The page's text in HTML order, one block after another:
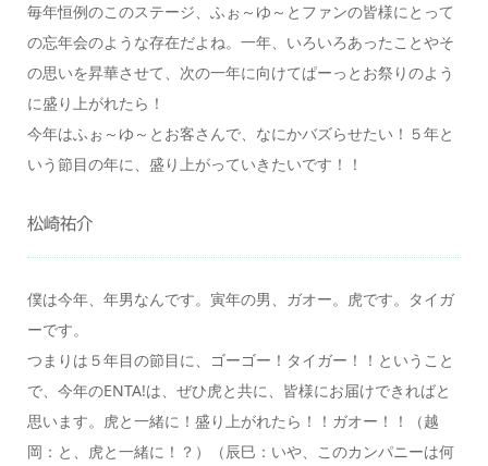
毎年恒例のこのステージ、ふぉ～ゆ～とファンの皆様にとって
の忘年会のような存在だよね。一年、いろいろあったことやそ
の思いを昇華させて、次の一年に向けてぱーっとお祭りのよう
に盛り上がれたら！
今年はふぉ～ゆ～とお客さんで、なにかバズらせたい！５年と
いう節目の年に、盛り上がっていきたいです！！
松崎祐介
僕は今年、年男なんです。寅年の男、ガオー。虎です。タイガ
ーです。
つまりは５年目の節目に、ゴーゴー！タイガー！！ということ
で、今年のENTA!は、ぜひ虎と共に、皆様にお届けできればと
思います。虎と一緒に！盛り上がれたら！！ガオー！！（越
岡：と、虎と一緒に！？）（辰巳：いや、このカンパニーは何